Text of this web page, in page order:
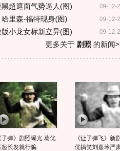
09-12-
黑超遮面气势逼人(图)
09-12-
哈里森-福特现身(图)
09-12-
版小龙女标新立异(图)
更多关于 剧照 的新闻
子弹》剧照曝光 葛优
起长发就行骗
《让子弹飞》新
优搞笑刘嘉玲严